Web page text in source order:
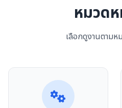
หมวด
เลือกดูงานตาม